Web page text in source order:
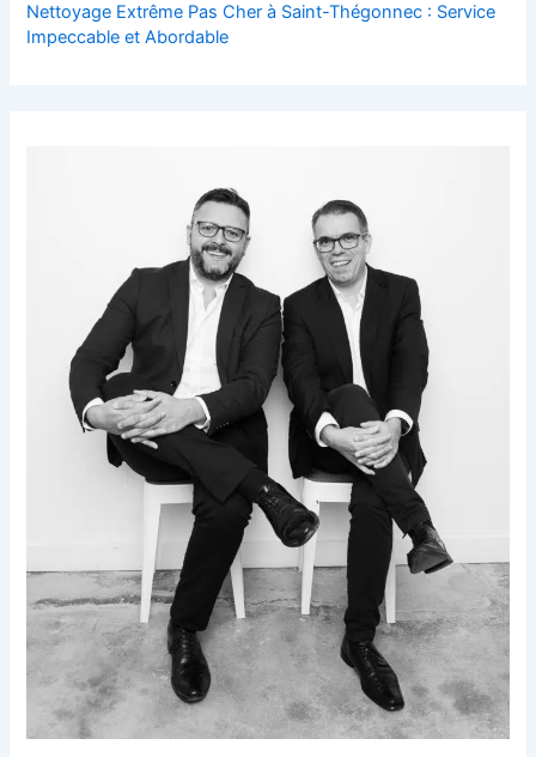
Nettoyage Extrême Pas Cher à Saint-Thégonnec : Service
Impeccable et Abordable